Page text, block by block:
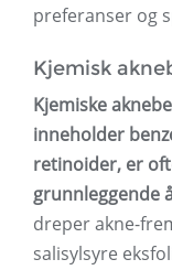
preferanser og
Kjemisk
Kjemiske
inneholder
retinoider, er
grunnleggende
dreper akne-
salisylsyre